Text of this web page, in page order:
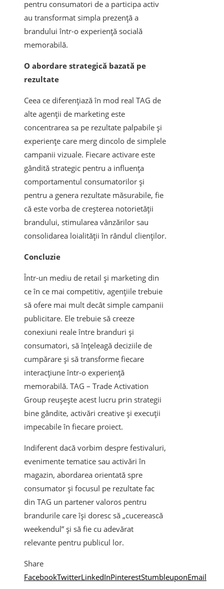
pentru consumatori de a participa activ
au transformat simpla prezență a
brandului într-o experiență socială
memorabilă.
O abordare strategică bazată pe
rezultate
Ceea ce diferențiază în mod real TAG de
alte agenții de marketing este
concentrarea sa pe rezultate palpabile și
experiențe care merg dincolo de simplele
campanii vizuale. Fiecare activare este
gândită strategic pentru a influența
comportamentul consumatorilor și
pentru a genera rezultate măsurabile, fie
că este vorba de creșterea notorietății
brandului, stimularea vânzărilor sau
consolidarea loialității în rândul clienților.
Concluzie
Într-un mediu de retail și marketing din
ce în ce mai competitiv, agențiile trebuie
să ofere mai mult decât simple campanii
publicitare. Ele trebuie să creeze
conexiuni reale între branduri și
consumatori, să înțeleagă deciziile de
cumpărare și să transforme fiecare
interacțiune într-o experiență
memorabilă. TAG – Trade Activation
Group reușește acest lucru prin strategii
bine gândite, activări creative și execuții
impecabile în fiecare proiect.
Indiferent dacă vorbim despre festivaluri,
evenimente tematice sau activări în
magazin, abordarea orientată spre
consumator și focusul pe rezultate fac
din TAG un partener valoros pentru
brandurile care își doresc să „cucerească
weekendul” și să fie cu adevărat
relevante pentru publicul lor.
Share
FacebookTwitterLinkedInPinterestStumbleuponEmail